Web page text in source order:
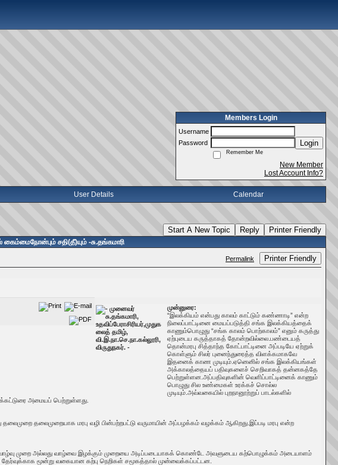
Members Login
Username
Password
Login
Remember Me
New Member
Lost Account Info?
User Details Calendar
Start A New Topic Reply Printer Friendly
சதி(தீ)யும் -சு.தங்கமாரி
Permalink Printer Friendly
முன்னுரை:
“இலக்கியம் என்பது காலம் காட்டும் கண்ணாடி” என்ற
நிலைப்பாட்டினை மையப்படுத்தி சங்க இலக்கியத்தைக்
காணும்பொழுது “சங்க காலம் பொற்காலம்” எனும் கருத்து
ஏற்புடைய கருத்தாகத் தோன்றவில்லை.பண்டையத்
தொன்மரபு சித்தாந்த கோட்பாட்டினை அப்படியே ஏற்றுக்
கொள்ளும் சிலர் புனைந்துரைத்த விளக்கமாகவே
இதனைக் காண முடியும்.ஏனெனில் சங்க இலக்கியங்கள்
அக்காலத்தையப் பதிவுகளைச் செறிவாகத் தன்னகத்தே
பெற்றுள்ளன.அப்பதிவுகளின் வெளிப்பாட்டினைக் காணும்
பொழுது சில உண்மைகள் உரக்கச் சொல்ல
முடியும்.அவ்வகையில் புறநானூற்றுப் பாடல்களில்
அமையப் பெற்றுள்ளது.
தலைமுறையாக மரபு வழி பின்பற்றபட்டு வருமாயின் அப்பழக்கம் வழக்கம் ஆகிறது.இப்படி மரபு என்ற
வாழ்வு முறை அல்லது வாழ்வை இழக்கும் முறையை அடிப்படையாகக் கொண்டே அவளுடைய கற்பொழுக்கம் அடையாளம்
மூன்று வகையான கற்பு நெறிகள் சமூகத்தால் முன்வைக்கப்பட்டன.